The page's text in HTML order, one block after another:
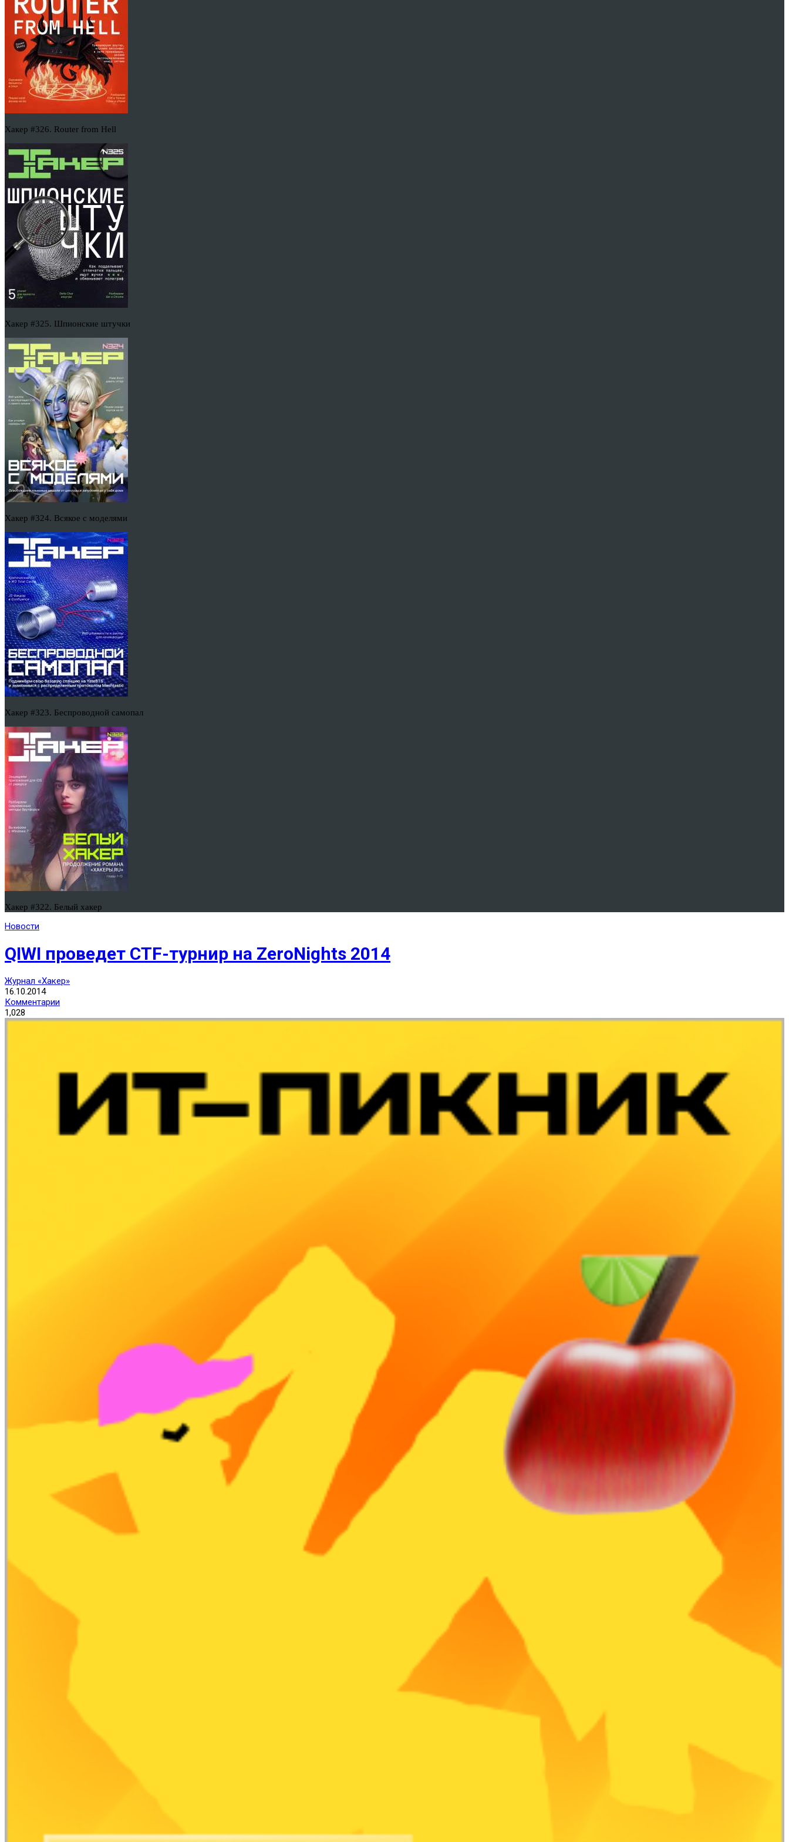
Хакер #326. Router from Hell
Хакер #325. Шпионские штучки
Хакер #324. Всякое с моделями
Хакер #323. Беспроводной самопал
Хакер #322. Белый хакер
Новости
QIWI проведет CTF-турнир на ZeroNights 2014
Журнал «Хакер»
16.10.2014
Комментарии
1,028